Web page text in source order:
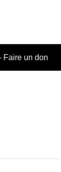
Faire un don